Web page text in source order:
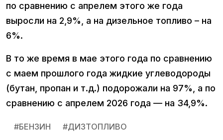
по сравнению с апрелем этого же года
выросли на 2,9%, а на дизельное топливо – на
6%.
В то же время в мае этого года по сравнению
с маем прошлого года жидкие углеводороды
(бутан, пропан и т.д.) подорожали на 97%, а по
сравнению с апрелем 2026 года — на 34,9%.
#БЕНЗИН #ДИЗТОПЛИВО